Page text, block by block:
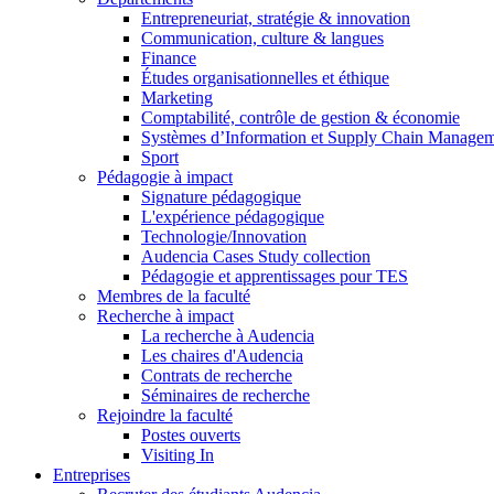
Entrepreneuriat, stratégie & innovation
Communication, culture & langues
Finance
Études organisationnelles et éthique
Marketing
Comptabilité, contrôle de gestion & économie
Systèmes d’Information et Supply Chain
Sport
Pédagogie à impact
Signature pédagogique
L'expérience pédagogique
Technologie/Innovation
Audencia Cases Study collection
Pédagogie et apprentissages pour TES
Membres de la faculté
Recherche à impact
La recherche à Audencia
Les chaires d'Audencia
Contrats de recherche
Séminaires de recherche
Rejoindre la faculté
Postes ouverts
Visiting In
Entreprises